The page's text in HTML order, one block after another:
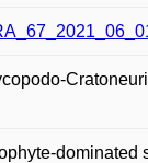
dominated